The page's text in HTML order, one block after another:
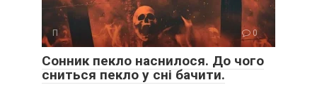
П 0
Сонник пекло наснилося. До чого
сниться пекло у сні бачити.